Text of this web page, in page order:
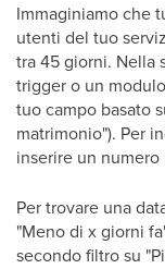
Immaginiamo che
utenti del tuo
tra 45 giorni. Nella
trigger o un
tuo campo basato
matrimonio"). Per
inserire un
Per trovare una
"Meno di x giorni
secondo filtro su